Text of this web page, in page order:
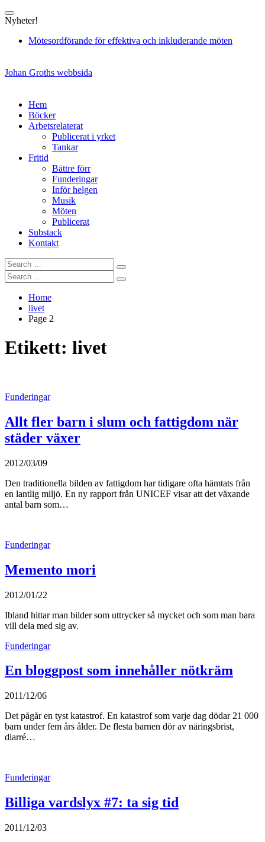
to
Nyheter!
Mötesordförande för effektiva och inkluderande möten
Johan Groths webbsida
Hem
Böcker
Arbetsrelaterat
Publicerat i yrket
Tankar
Fritid
Bättre förr
Funderingar
Inför helgen
Musik
Möten
Publicerat
Substack
Kontakt
Search
for:
Search
Search
for:
Search
Home
livet
Page 2
Etikett: livet
Funderingar
Allt fler barn i slum och fattigdom när
städer växer
2012/03/09
Den traditionella bilden av fattigdom har tidigare ofta hämtats från
en lantlig miljö. En ny rapport från UNICEF visar att det växande
antal barn som…
Funderingar
Memento mori
2012/01/22
Ibland hittar man bilder som uttrycker så mycket och som man bara
vill dela med sig av.
Funderingar
En bloggpost som innehåller nötkräm
2011/12/06
Det pågår en tyst katastrof. En katastrof som varje dag dödar 21 000
barn under fem års ålder. De flesta barnen dör av näringsbrist,
diarré…
Funderingar
Billiga vardslyx #7: ta sig tid
2011/12/03